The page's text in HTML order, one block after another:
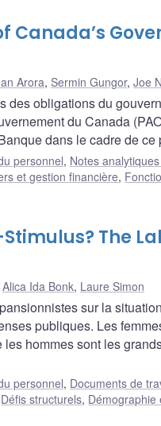
Canada’s
Arora, Sermin Gungor, Joe
des obligations du
du Canada
dans le cadre de ce
personnel, Notes
et gestion financière,
The
Alica Ida Bonk, Laure Simon
sur la
publiques. Les
hommes sont les
personnel, Documents de
Défis structurels, Démographie